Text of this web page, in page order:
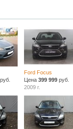
Ford Focus
Цена 399 999руб.
2009 г.